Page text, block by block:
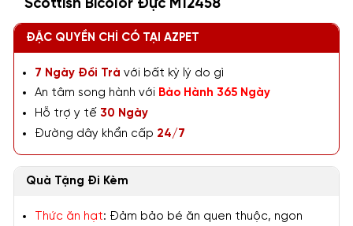
Scottish Bicolor Đực M12458
ĐẶC QUYỀN CHỈ CÓ TẠI AZPET
7 Ngày Đổi Trả với bất kỳ lý do gì
An tâm song hành với Bảo Hành 365 Ngày
Hỗ trợ y tế 30 Ngày
Đường dây khẩn cấp 24/7
Quà Tặng Đi Kèm
Thức ăn hạt: Đảm bảo bé ăn quen thuộc, ngon